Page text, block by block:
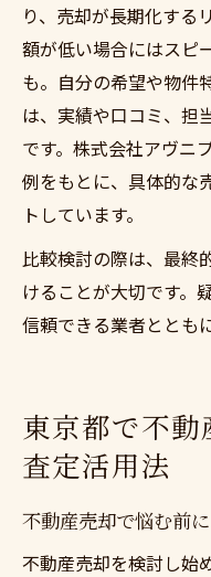
り、売却が長期化する
額が低い場合にはスピ
も。自分の希望や物件
は、実績や口コミ、担
です。株式会社アヴニ
例をもとに、具体的な
トしています。
比較検討の際は、最終
けることが大切です。
信頼できる業者ととも
東京都で不動
査定活用法
不動産売却で悩む前
不動産売却を検討し始